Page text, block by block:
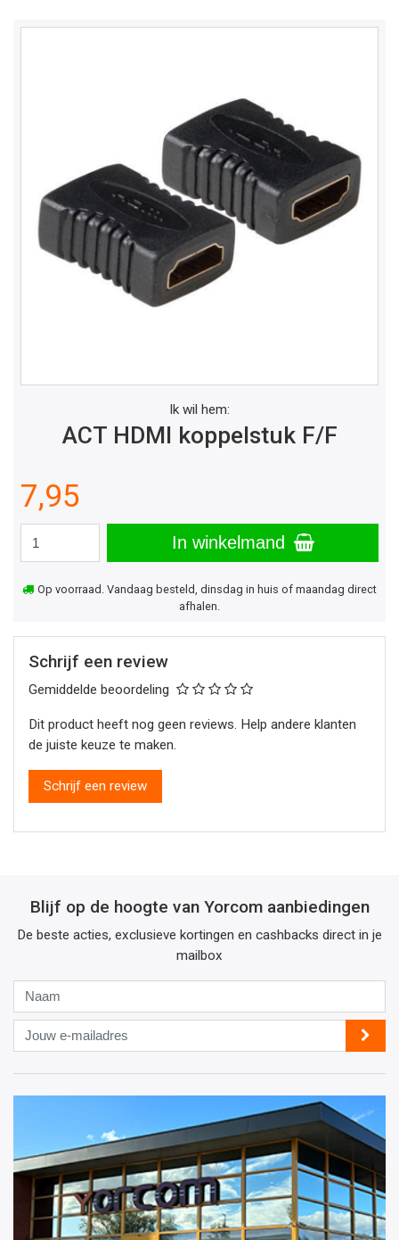
Ik wil hem:
ACT HDMI koppelstuk F/F
7,95
In winkelmand
Op voorraad. Vandaag besteld, dinsdag in huis of maandag direct
afhalen.
Schrijf een review
Gemiddelde beoordeling
Dit product heeft nog geen reviews. Help andere klanten
de juiste keuze te maken.
Schrijf een review
Blijf op de hoogte van Yorcom aanbiedingen
De beste acties, exclusieve kortingen en cashbacks direct in je
mailbox
Jouw
e-
mailadres